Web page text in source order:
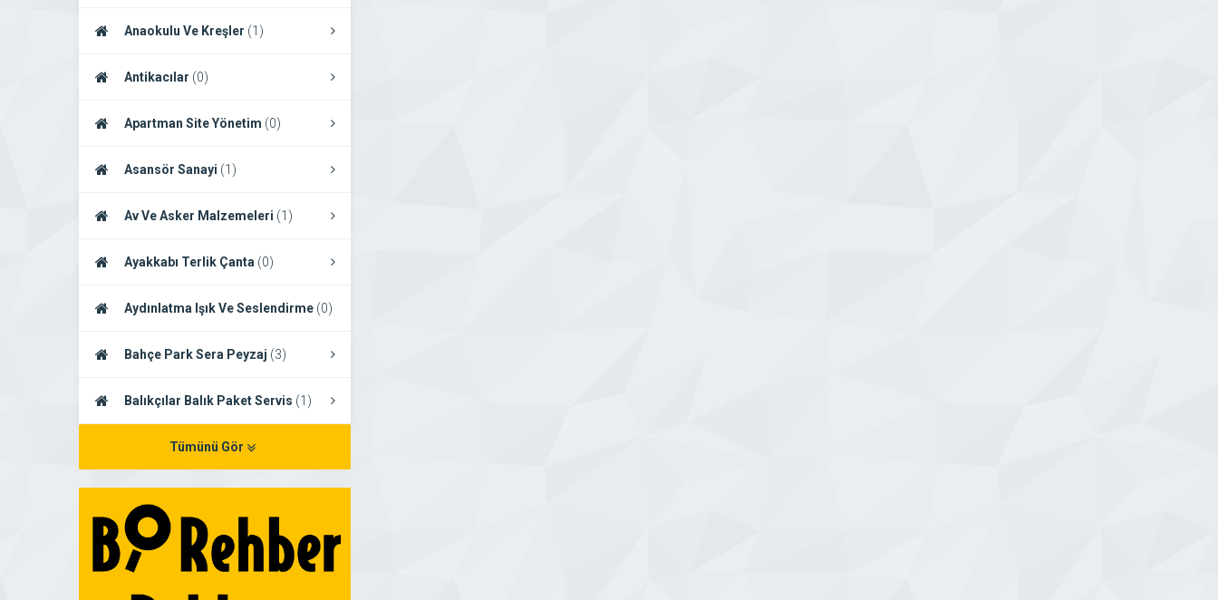
Anaokulu Ve Kreşler (1)
Antikacılar (0)
Apartman Site Yönetim (0)
Asansör Sanayi (1)
Av Ve Asker Malzemeleri (1)
Ayakkabı Terlik Çanta (0)
Aydınlatma Işık Ve Seslendirme (0)
Bahçe Park Sera Peyzaj (3)
Balıkçılar Balık Paket Servis (1)
Tümünü Gör